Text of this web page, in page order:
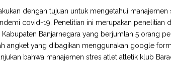
dengan tujuan untuk mengetahui
covid-19. Penelitian ini merupakan penelitian
Kabupaten Banjarnegara yang berjumlah 5 orang
angket yang dibagikan menggunakan google
bahwa manajemen stres atlet atletik klub